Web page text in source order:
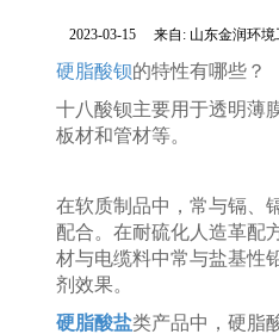
2023-03-15 来自: 山东金润环境
硬脂酸钡的特性有哪些？
十八酸钡主要用于透明薄
板材和管材等。
在软质制品中，常与镉、
配合。在耐硫化人造革配
材与电缆料中常与盐基性
剂效果。
硬脂酸盐类产品中，硬脂